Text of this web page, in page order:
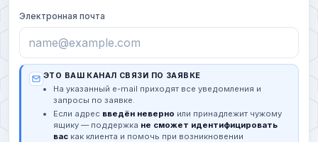
Электронная почта
ЭТО ВАШ КАНАЛ СВЯЗИ ПО ЗАЯВКЕ
На указанный e-mail приходят все уведомления и
запросы по заявке.
Если адрес введён неверно или принадлежит чужому
ящику — поддержка не сможет идентифицировать
вас как клиента и помочь при возникновении